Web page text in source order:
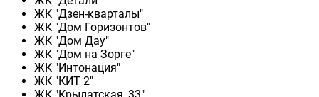
ЖК "Дзен-кварталы"
ЖК "Дом Горизонтов"
ЖК "Дом Дау"
ЖК "Дом на Зорге"
ЖК "Интонация"
ЖК "КИТ 2"